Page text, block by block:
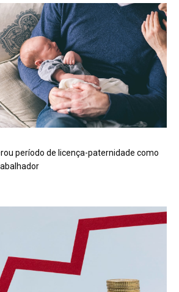
período de licença-paternidade como